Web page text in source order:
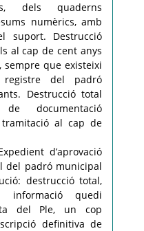
dels quaderns
numèrics, amb
suport. Destrucció
al cap de cent anys
sempre que existeixi
registre del padró
Destrucció total
documentació
al cap de
d’aprovació
del padró municipal
destrucció total,
quedi
del Ple, un cop
definitiva de